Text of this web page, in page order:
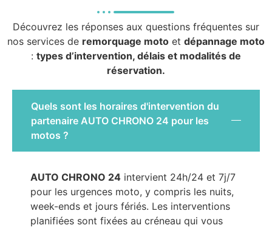
Découvrez les réponses aux questions fréquentes sur
nos services de remorquage moto et dépannage moto
: types d’intervention, délais et modalités de
réservation.
Quels sont les horaires d'intervention du
partenaire AUTO CHRONO 24 pour les
motos ?
AUTO CHRONO 24 intervient 24h/24 et 7j/7
pour les urgences moto, y compris les nuits,
week-ends et jours fériés. Les interventions
planifiées sont fixées au créneau qui vous